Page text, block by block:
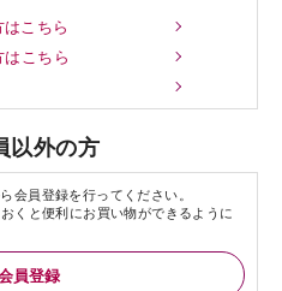
こちら
こちら
以外の方
会員登録を行ってください。
くと便利にお買い物ができるように